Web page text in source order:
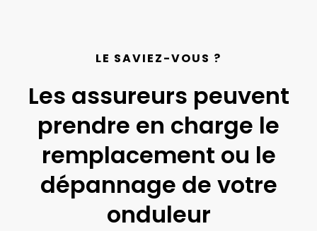
LE SAVIEZ-VOUS ?
Les assureurs peuvent
prendre en charge le
remplacement ou le
dépannage de votre
onduleur